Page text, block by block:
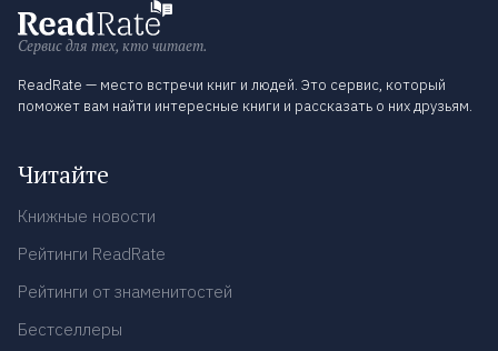
Сервис для тех, кто читает.
ReadRate — место встречи книг и людей. Это сервис, который
поможет вам найти интересные книги и рассказать о них друзьям.
Читайте
Книжные новости
Рейтинги ReadRate
Рейтинги от знаменитостей
Бестселлеры